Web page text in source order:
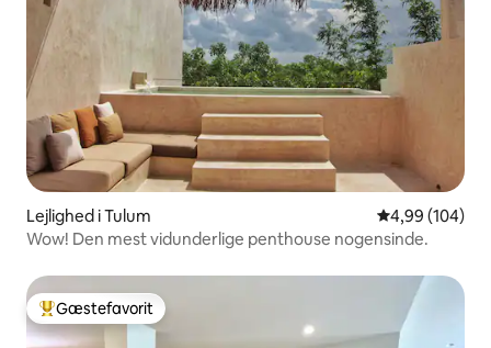
Lejlighed i Tulum 4,99 ud af 5 i
4,99 (104)
Wow! Den mest vidunderlige penthouse nogensinde.
Bedste gæstefavorit
Gæstefavorit